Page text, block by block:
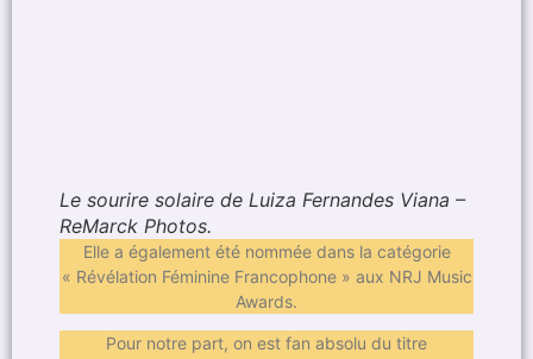
Le sourire solaire de Luiza Fernandes Viana –
ReMarck Photos.
Elle a également été nommée dans la catégorie
« Révélation Féminine Francophone » aux NRJ Music
Awards.
Pour notre part, on est fan absolu du titre